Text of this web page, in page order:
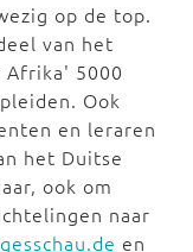
op de top.
van het
Afrika' 5000
Ook
en leraren
het Duitse
ook om
naar
en